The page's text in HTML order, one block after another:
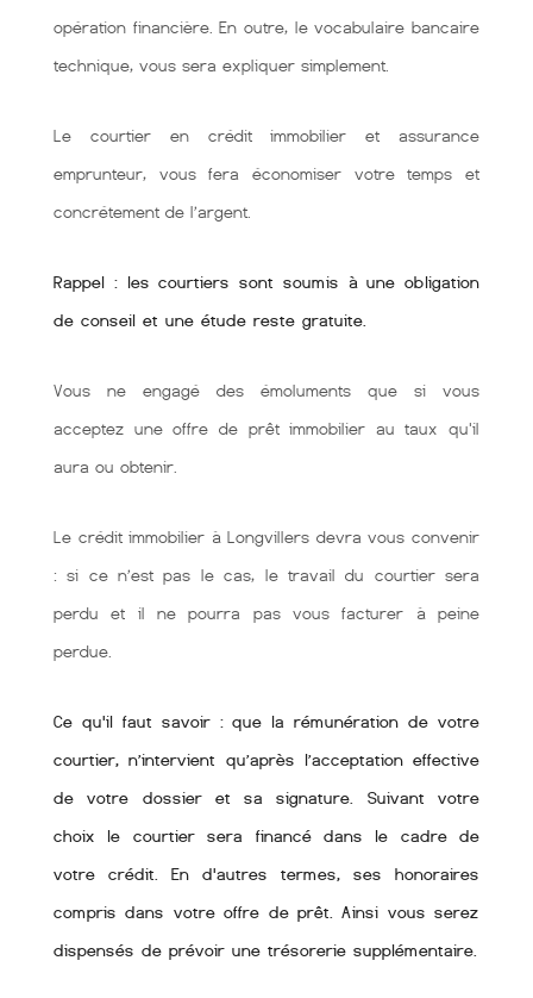
opération financière. En outre, le vocabulaire bancaire
technique, vous sera expliquer simplement.
Le courtier en crédit immobilier et assurance
emprunteur, vous fera économiser votre temps et
concrétement de l’argent.
Rappel : les courtiers sont soumis à une obligation
de conseil et une étude reste gratuite.
Vous ne engagé des émoluments que si vous
acceptez une offre de prêt immobilier au taux qu'il
aura ou obtenir.
Le crédit immobilier à Longvillers devra vous convenir
: si ce n’est pas le cas, le travail du courtier sera
perdu et il ne pourra pas vous facturer à peine
perdue.
Ce qu'il faut savoir : que la rémunération de votre
courtier, n’intervient qu’après l’acceptation effective
de votre dossier et sa signature. Suivant votre
choix le courtier sera financé dans le cadre de
votre crédit. En d'autres termes, ses honoraires
compris dans votre offre de prêt. Ainsi vous serez
dispensés de prévoir une trésorerie supplémentaire.